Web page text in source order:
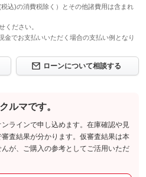
込)の消費税除く）とその他諸費用は含まれ
ください。
でお支払いいただく場合の支払い例となり
ローンについて相談する
ルマです。
ラインで申し込めます。在庫確認や見
査結果が分かります。仮審査結果は本
が、ご購入の参考としてご活用いただ